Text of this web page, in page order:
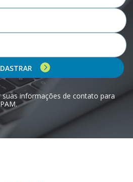
informações de contato para